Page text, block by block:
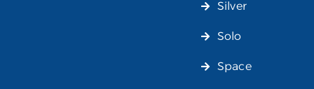
Silver
Solo
Space